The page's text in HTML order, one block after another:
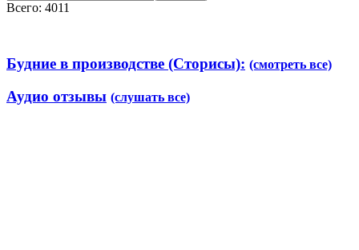
Всего: 4011
Будние в производстве (Сторисы): (смотреть все)
Аудио отзывы (слушать все)